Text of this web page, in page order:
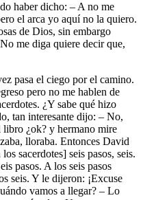
haber dicho: – A no me
el arca yo aquí no la quiero.
de Dios, sin embargo
me diga quiere decir que,
pasa el ciego por el camino.
pero no me hablen de
¿Y sabe qué hizo
tan interesante dijo: – No,
libro ¿ok? y hermano mire
lloraba. Entonces David
sacerdotes] seis pasos, seis.
pasos. A los seis pasos
seis. Y le dijeron: ¡Excuse
vamos a llegar? – Lo